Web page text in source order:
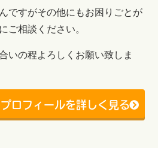
ですがその他にもお困りごとが
ご相談ください。
いの程よろしくお願い致しま
ロフィールを詳しく見る